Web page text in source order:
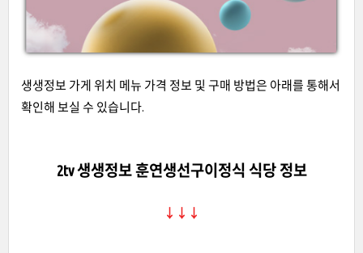
생생정보 가게 위치 메뉴 가격 정보 및 구매 방법은 아래를 통해서
확인해 보실 수 있습니다.
2tv 생생정보 훈연생선구이정식 식당 정보
↓↓↓